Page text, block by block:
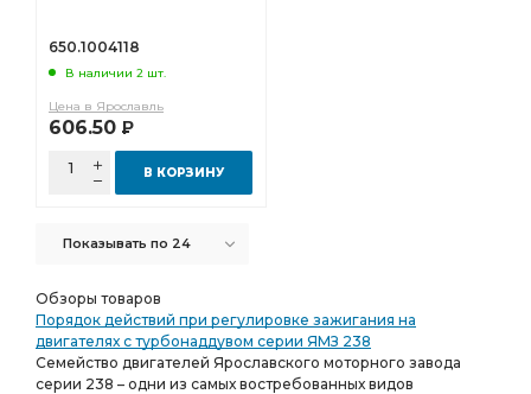
650.1004118
В наличии 2 шт.
Цена в Ярославль
606.50 Р
В КОРЗИНУ
Показывать по 24
Обзоры товаров
Порядок действий при регулировке зажигания на
двигателях с турбонаддувом серии ЯМЗ 238
Семейство двигателей Ярославского моторного завода
серии 238 – одни из самых востребованных видов